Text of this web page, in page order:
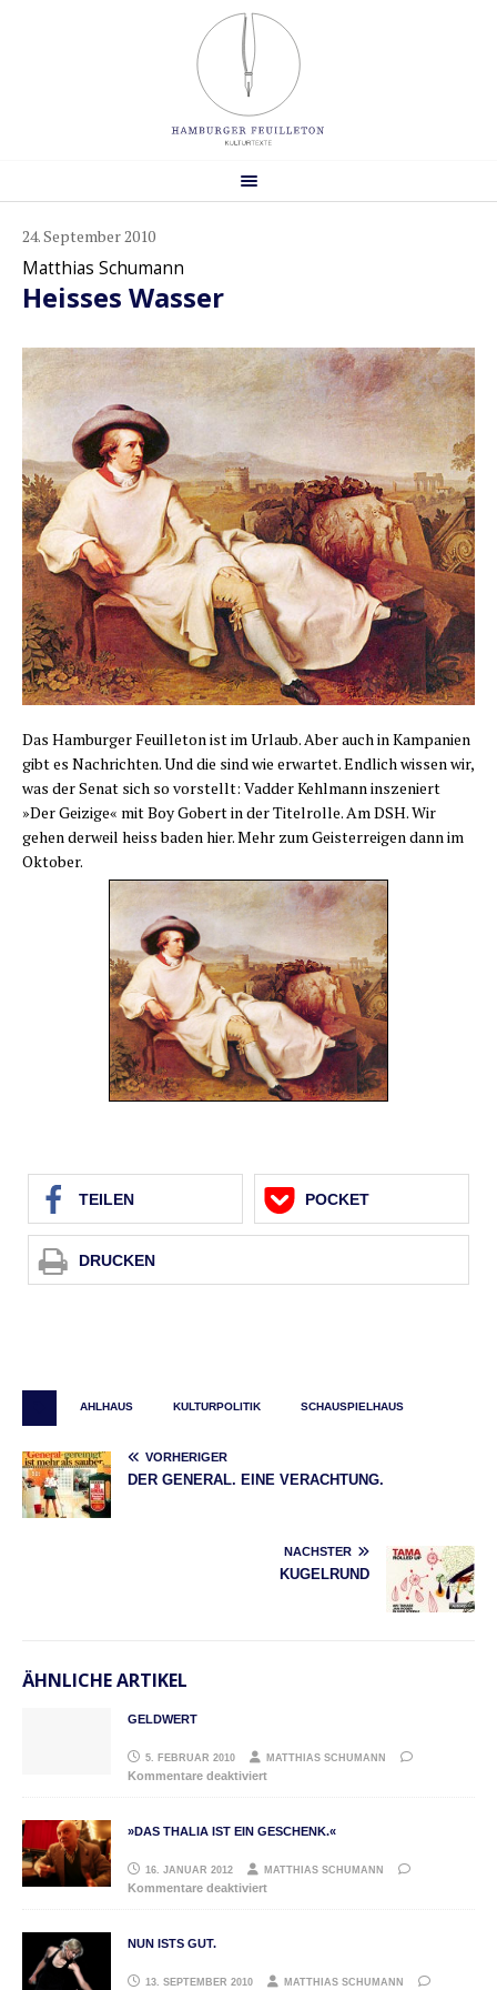
24. September 2010
Matthias Schumann
Heisses Wasser
Das Ham­bur­ger Feuil­le­ton ist im Urlaub. Aber auch in Kam­pa­ni­en
gibt es Nach­rich­ten. Und die sind wie erwar­tet. End­lich wis­sen wir,
was der Senat sich so vor­stellt: Vad­der Kehl­mann insze­niert
»Der Gei­zi­ge« mit Boy Gobert in der Titel­rol­le. Am DSH. Wir
gehen der­weil heiss baden hier. Mehr zum Geis­terrei­gen dann im
Oktober.
TEI­LEN POCKET
DRU­CKEN
AHLHAUS KULTURPOLITIK SCHAUSPIELHAUS
VORHERIGER
DER GENERAL. EINE VERACHTUNG.
NÄCHSTER
KUGELRUND
ÄHNLICHE ARTIKEL
GELDWERT
5. FEBRUAR 2010 MATTHIAS SCHUMANN
Kommentare deaktiviert
»DAS THALIA IST EIN GESCHENK.«
16. JANUAR 2012 MATTHIAS SCHUMANN
Kommentare deaktiviert
NUN ISTS GUT.
13. SEPTEMBER 2010 MATTHIAS SCHUMANN